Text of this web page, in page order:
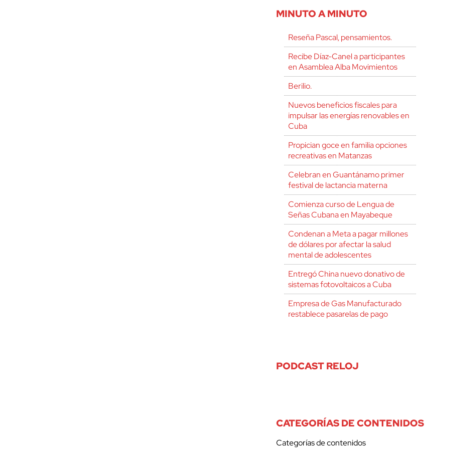
MINUTO A MINUTO
Reseña Pascal, pensamientos.
Recibe Díaz-Canel a participantes
en Asamblea Alba Movimientos
Berilio.
Nuevos beneficios fiscales para
impulsar las energías renovables en
Cuba
Propician goce en familia opciones
recreativas en Matanzas
Celebran en Guantánamo primer
festival de lactancia materna
Comienza curso de Lengua de
Señas Cubana en Mayabeque
Condenan a Meta a pagar millones
de dólares por afectar la salud
mental de adolescentes
Entregó China nuevo donativo de
sistemas fotovoltaicos a Cuba
Empresa de Gas Manufacturado
restablece pasarelas de pago
PODCAST RELOJ
CATEGORÍAS DE CONTENIDOS
Categorías de contenidos